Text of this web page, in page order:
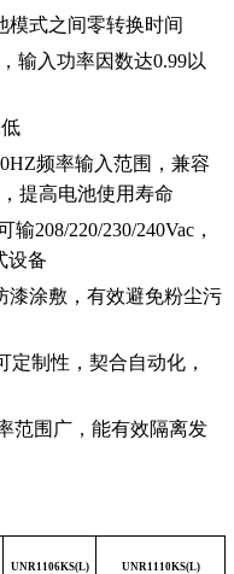
模式之间零转换时间
输入功率因数达0.99以
频率输入范围，兼容
提高电池使用寿命
208/220/230/240Vac，
设备
漆涂敷，有效避免粉尘污
定制性，契合自动化，
范围广，能有效隔离发
UNR1106KS(L) UNR1110KS(L)